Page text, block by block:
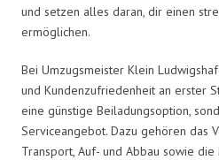
und setzen alles daran, dir einen
ermöglichen.
Bei Umzugsmeister Klein
und Kundenzufriedenheit an erster
eine günstige Beiladungsoption,
Serviceangebot. Dazu gehören das
Transport, Auf- und Abbau sowie die